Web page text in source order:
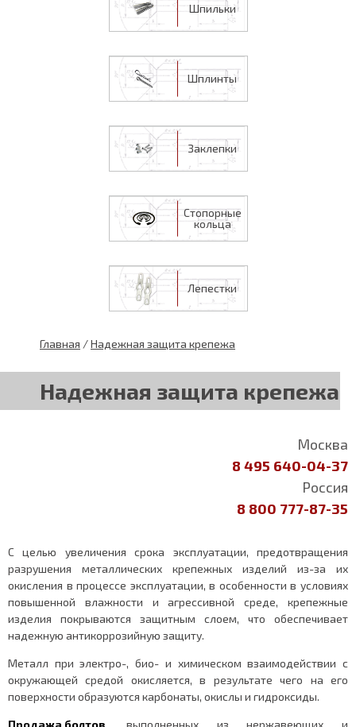
Шпильки
Шплинты
Заклепки
Стопорные
кольца
Лепестки
Главная /Надежная защита крепежа
Надежная защита крепежа
Москва
8 495 640-04-37
Россия
8 800 777-87-35
С целью увеличения срока эксплуатации, предотвращения
разрушения металлических крепежных изделий из-за их
окисления в процессе эксплуатации, в особенности в условиях
повышенной влажности и агрессивной среде, крепежные
изделия покрываются защитным слоем, что обеспечивает
надежную антикоррозийную защиту.
Металл при электро-, био- и химическом взаимодействии с
окружающей средой окисляется, в результате чего на его
поверхности образуются карбонаты, окислы и гидроксиды.
Продажа болтов , выполненных из нержавеющих и